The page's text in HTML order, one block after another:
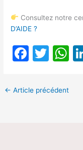
Consultez notre
D’AIDE ?
F
c
T
itt
← Article précédent